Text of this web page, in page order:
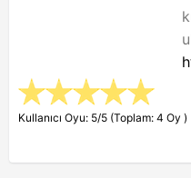
Kullanıcı Oyu: 5/5 (Toplam: 4 Oy )